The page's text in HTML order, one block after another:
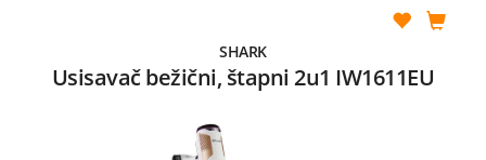
SHARK
Usisavač bežični, štapni 2u1 IW1611EU